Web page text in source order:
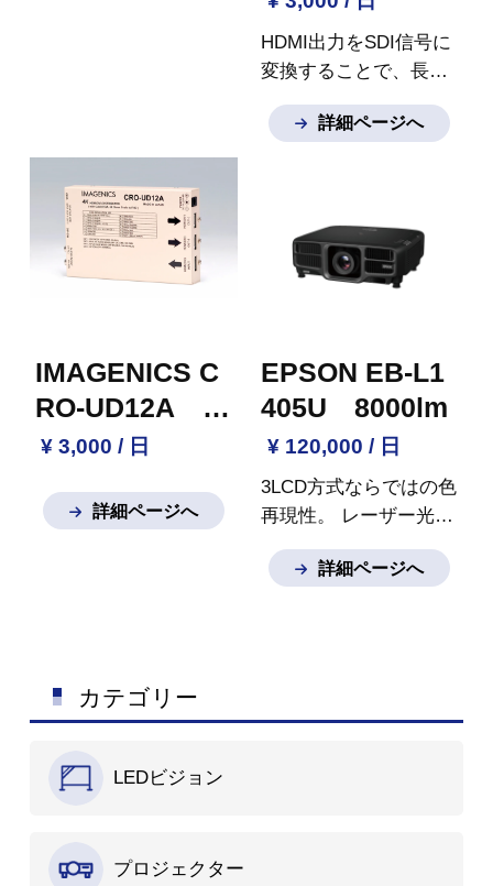
カテゴリー
LEDビジョン
プロジェクター
HDMI出力をSDI信号に
変換することで、長距
す。HDMI信号をSDI対
由で伝送できます。
詳細ページへ
IMAGENICS C
RO-UD12A H
DMI分配器（2
¥ 3,000 / 日
詳細ページへ
EPSON EB-L1
405U 8000lm
¥ 120,000 / 日
3LCD方式ならではの色
再現性。
レーザー光源
で4Kコンテンツを鮮や
かに投写。高精細であ
詳細ページへ